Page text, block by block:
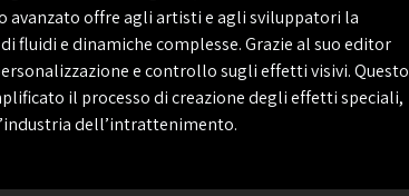
avanzato offre agli artisti e agli sviluppatori la
e dinamiche complesse. Grazie al suo editor
e controllo sugli effetti visivi. Questo
il processo di creazione degli effetti speciali,
dell’intrattenimento.